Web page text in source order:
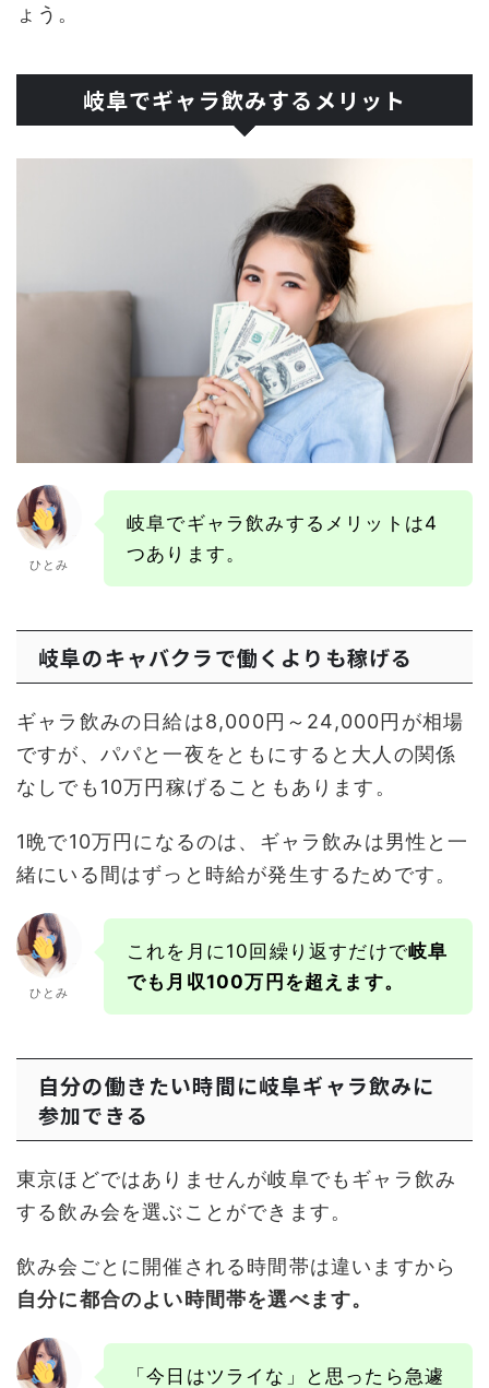
ょう。
岐阜でギャラ飲みするメリット
ひとみ
岐阜でギャラ飲みするメリットは4
つあります。
岐阜のキャバクラで働くよりも稼げる
ギャラ飲みの日給は8,000円～24,000円が相場
ですが、パパと一夜をともにすると大人の関係
なしでも10万円稼げることもあります。
1晩で10万円になるのは、ギャラ飲みは男性と一
緒にいる間はずっと時給が発生するためです。
ひとみ
これを月に10回繰り返すだけで岐阜
でも月収100万円を超えます。
自分の働きたい時間に岐阜ギャラ飲みに
参加できる
東京ほどではありませんが岐阜でもギャラ飲み
する飲み会を選ぶことができます。
飲み会ごとに開催される時間帯は違いますから
自分に都合のよい時間帯を選べます。
「今日はツライな」と思ったら急遽